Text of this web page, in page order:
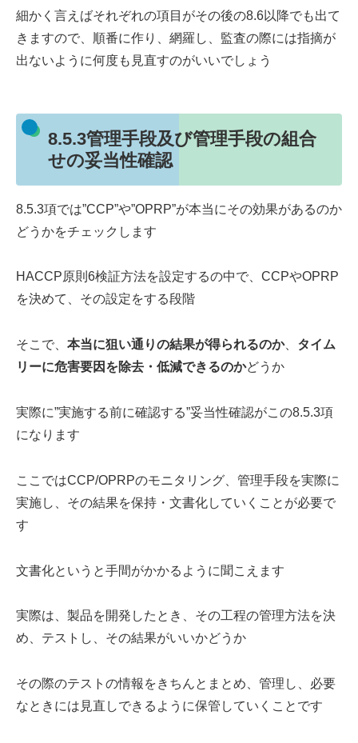
細かく言えばそれぞれの項目がその後の8.6以降でも出て
きますので、順番に作り、網羅し、監査の際には指摘が
出ないように何度も見直すのがいいでしょう
8.5.3管理手段及び管理手段の組合
せの妥当性確認
8.5.3項では”CCP”や”OPRP”が本当にその効果があるのか
どうかをチェックします
HACCP原則6検証方法を設定するの中で、CCPやOPRP
を決めて、その設定をする段階
そこで、 本当に狙い通りの結果が得られるのか、 タイム
リーに危害要因を除去・低減できるのかどうか
実際に”実施する前に確認する”妥当性確認がこの8.5.3項
になります
ここではCCP/OPRPのモニタリング、管理手段を実際に
実施し、その結果を保持・文書化していくことが必要で
す
文書化というと手間がかかるように聞こえます
実際は、製品を開発したとき、その工程の管理方法を決
め、テストし、その結果がいいかどうか
その際のテストの情報をきちんとまとめ、管理し、必要
なときには見直しできるように保管していくことです